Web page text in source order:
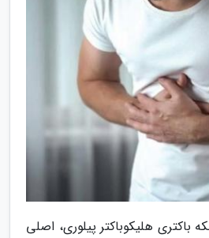
باکتری هلیکوباکتر پیلوری، اصلی